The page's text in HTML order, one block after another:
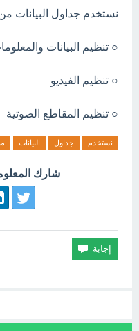
نستخدم جداول البيانات
○ تنظيم البيانات
○ تنظيم الفيديو
○ تنظيم المقاطع الصوتية
نستخدم جداول البيانات
شارك